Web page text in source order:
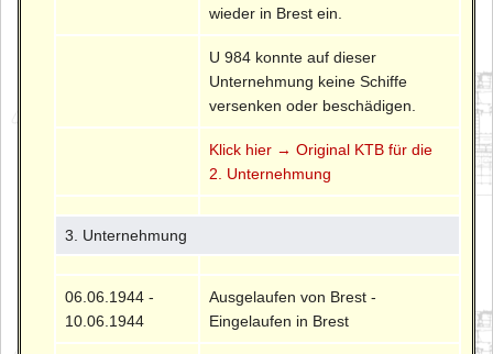
wieder in Brest ein.
U 984 konnte auf dieser
Unternehmung keine Schiffe
versenken oder beschädigen.
Klick hier → Original KTB für die
2. Unternehmung
3. Unternehmung
06.06.1944 -
10.06.1944
Ausgelaufen von Brest -
Eingelaufen in Brest